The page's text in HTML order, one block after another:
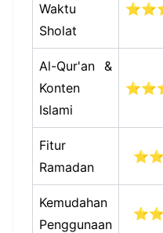
Waktu
Sholat
Al-Qur'an &
Konten
Islami
Fitur
Ramadan
Kemudahan
Penggunaan